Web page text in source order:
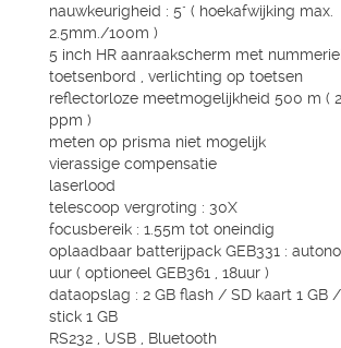
nauwkeurigheid : 5" ( hoekafwijking max.
2.5mm./100m )
5 inch HR aanraakscherm met
toetsenbord , verlichting op toetsen
reflectorloze meetmogelijkheid 500 m (
ppm )
meten op prisma niet mogelijk
vierassige compensatie
laserlood
telescoop vergroting : 30X
focusbereik : 1.55m tot oneindig
oplaadbaar batterijpack GEB331 :
uur ( optioneel GEB361 , 18uur )
dataopslag : 2 GB flash / SD kaart 1 GB
stick 1 GB
RS232 , USB , Bluetooth